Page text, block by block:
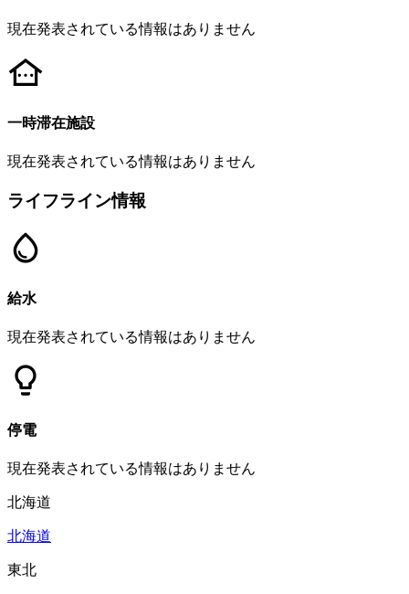
現在発表されている情報はありません
一時滞在施設
現在発表されている情報はありません
ライフライン情報
給水
現在発表されている情報はありません
停電
現在発表されている情報はありません
北海道
北海道
東北